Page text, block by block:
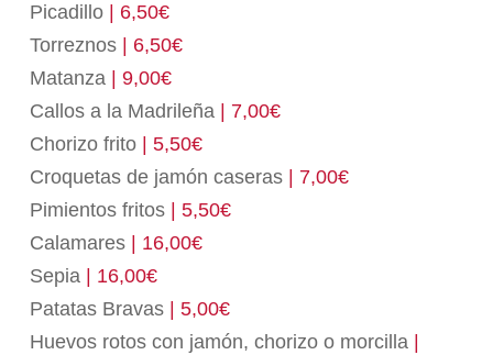
Picadillo | 6,50€
Torreznos | 6,50€
Matanza | 9,00€
Callos a la Madrileña | 7,00€
Chorizo frito | 5,50€
Croquetas de jamón caseras | 7,00€
Pimientos fritos | 5,50€
Calamares | 16,00€
Sepia
| 16,00€
Patatas Bravas | 5,00€
Huevos rotos con jamón, chorizo o morcilla